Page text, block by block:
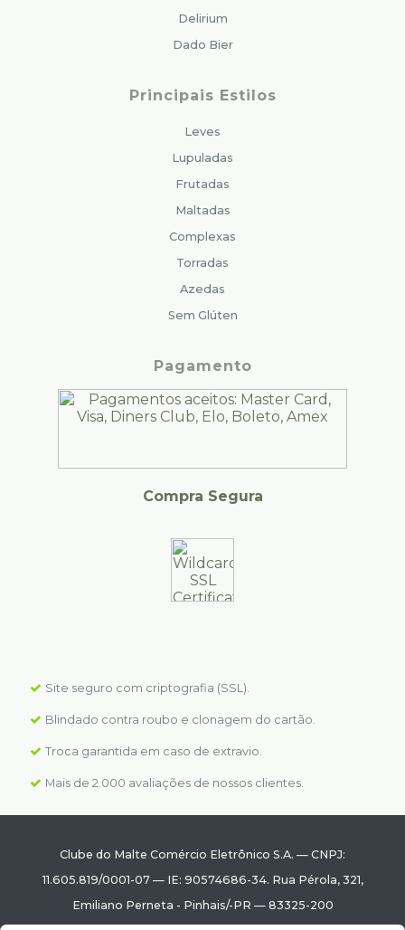
Delirium
Dado Bier
Principais Estilos
Leves
Lupuladas
Frutadas
Maltadas
Complexas
Torradas
Azedas
Sem Glúten
Pagamento
Compra Segura
Site seguro com criptografia (SSL).
Blindado contra roubo e clonagem do cartão.
Troca garantida em caso de extravio.
Mais de 2.000 avaliações de nossos clientes.
Clube do Malte Comércio Eletrônico S.A. — CNPJ:
11.605.819/0001-07— IE: 90574686-34. Rua Pérola, 321,
Emiliano Perneta - Pinhais/-PR — 83325-200